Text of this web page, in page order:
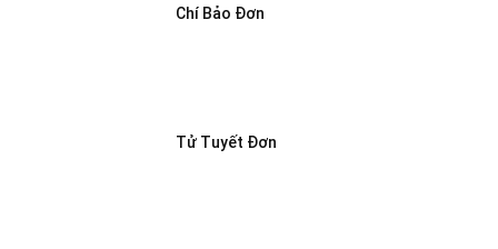
Chí Bảo Đơn
Tử Tuyết Đơn